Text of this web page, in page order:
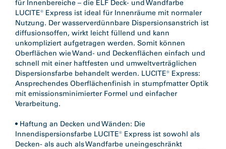
für Innenbereiche – die ELF Deck- und Wandfarbe
LUCITE® Express ist ideal für Innenräume mit normaler
Nutzung. Der wasserverdünnbare Dispersionsanstrich ist
diffusionsoffen, wirkt leicht füllend und kann
unkompliziert aufgetragen werden. Somit können
Oberflächen wie Wand- und Deckenflächen einfach und
schnell mit einer haftfesten und umweltverträglichen
Dispersionsfarbe behandelt werden. LUCITE® Express:
Ansprechendes Oberflächenfinish in stumpfmatter Optik
mit emissionsminimierter Formel und einfacher
Verarbeitung.
• Haftung an Decken und Wänden: Die
Innendispersionsfarbe LUCITE® Express ist sowohl als
Decken- als auch als Wandfarbe uneingeschränkt